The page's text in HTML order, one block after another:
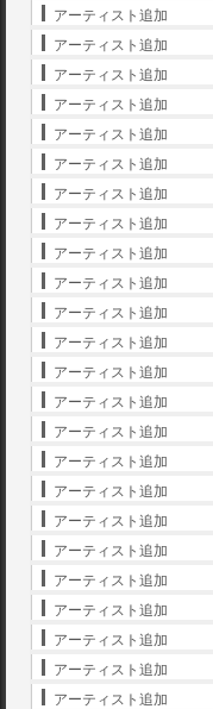
アーティスト追加
アーティスト追加
アーティスト追加
アーティスト追加
アーティスト追加
アーティスト追加
アーティスト追加
アーティスト追加
アーティスト追加
アーティスト追加
アーティスト追加
アーティスト追加
アーティスト追加
アーティスト追加
アーティスト追加
アーティスト追加
アーティスト追加
アーティスト追加
アーティスト追加
アーティスト追加
アーティスト追加
アーティスト追加
アーティスト追加
アーティスト追加